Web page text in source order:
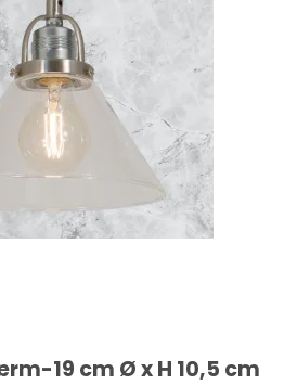
19 cm Ø x H 10,5 cm